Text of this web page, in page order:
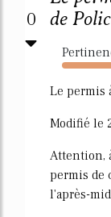
0
de
16376%
Le permis
Modifié le
Attention,
permis de
l'après-